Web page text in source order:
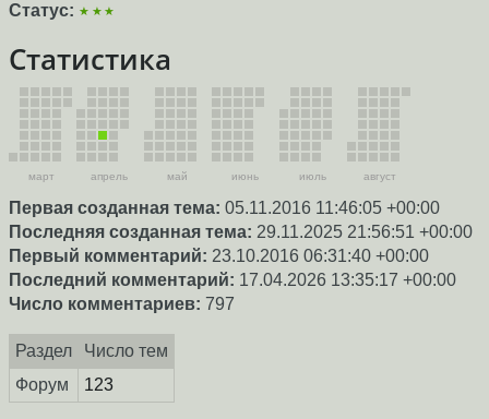
Статус: ★★★
Статистика
март апрель май июнь июль август
Первая созданная тема: 05.11.2016 11:46:05 +00:00
Последняя созданная тема: 29.11.2025 21:56:51 +00:00
Первый комментарий: 23.10.2016 06:31:40 +00:00
Последний комментарий: 17.04.2026 13:35:17 +00:00
Число комментариев: 797
Раздел
Число тем
Форум
123